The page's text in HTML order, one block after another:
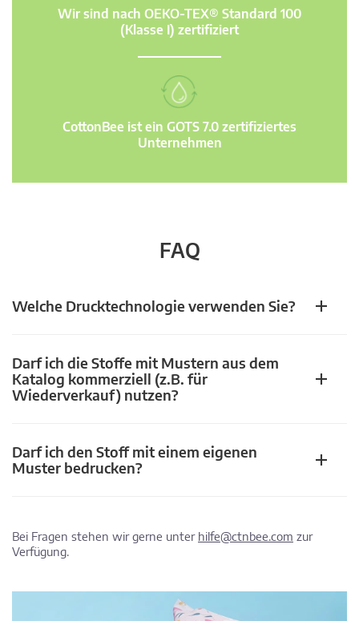
Wir sind nach OEKO-TEX® Standard 100
(Klasse I) zertifiziert
CottonBee ist ein GOTS 7.0 zertifiziertes
Unternehmen
FAQ
Welche Drucktechnologie verwenden Sie?
Darf ich die Stoffe mit Mustern aus dem
Katalog kommerziell (z.B. für
Wiederverkauf) nutzen?
Darf ich den Stoff mit einem eigenen
Muster bedrucken?
Bei Fragen stehen wir gerne unter hilfe@ctnbee.com zur
Verfügung.